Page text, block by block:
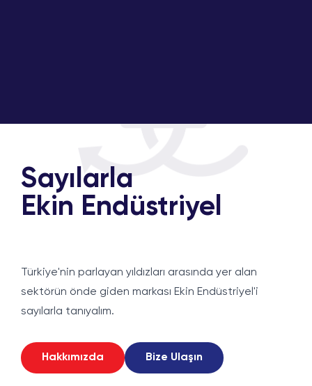
Sayılarla
Ekin Endüstriyel
Türkiye'nin parlayan yıldızları arasında yer alan
sektörün önde giden markası Ekin Endüstriyel'i
sayılarla tanıyalım.
Hakkımızda Bize Ulaşın